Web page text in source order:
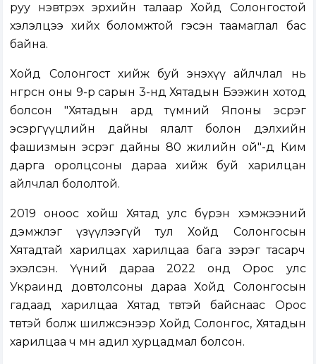
руу нэвтрэх эрхийн талаар Хойд Солонгостой
хэлэлцээ хийх боломжтой гэсэн таамаглал бас
байна.
Хойд Солонгост хийж буй энэхүү айлчлал нь
өнгөрсөн оны 9-р сарын 3-нд Хятадын Бээжин хотод
болсон "Хятадын ард түмний Японы эсрэг
эсэргүүцлийн дайны ялалт болон дэлхийн
фашизмын эсрэг дайны 80 жилийн ой"-д Ким
дарга оролцсоны дараа хийж буй харилцан
айлчлал бололтой.
2019 оноос хойш Хятад улс бүрэн хэмжээний
дэмжлэг үзүүлээгүй тул Хойд Солонгосын
Хятадтай харилцах харилцаа бага зэрэг тасарч
эхэлсэн. Үүний дараа 2022 онд Орос улс
Украинд довтолсоны дараа Хойд Солонгосын
гадаад харилцаа Хятад төвтэй байснаас Орос
төвтэй болж шилжсэнээр Хойд Солонгос, Хятадын
харилцаа ч мөн адил хурцадмал болсон.